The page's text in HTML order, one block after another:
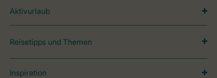
Aktivurlaub
Reisetipps und Themen
Inspiration